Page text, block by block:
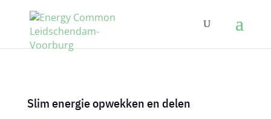
Slim energie opwekken en delen